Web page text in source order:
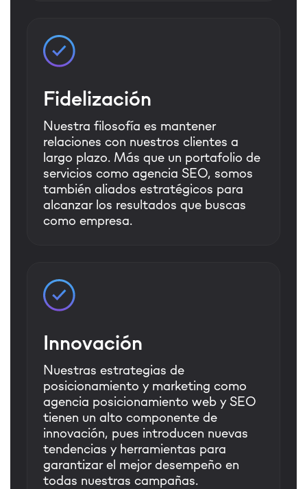
Fidelización
Nuestra filosofía es mantener
relaciones con nuestros clientes a
largo plazo. Más que un portafolio de
servicios como agencia SEO, somos
también aliados estratégicos para
alcanzar los resultados que buscas
como empresa.
Innovación
Nuestras estrategias de
posicionamiento y marketing como
agencia posicionamiento web y SEO
tienen un alto componente de
innovación, pues introducen nuevas
tendencias y herramientas para
garantizar el mejor desempeño en
todas nuestras campañas.